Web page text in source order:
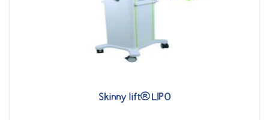
Skinny lift® LIPO